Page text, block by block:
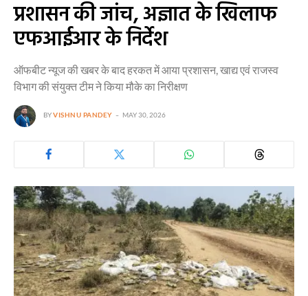
प्रशासन की जांच, अज्ञात के खिलाफ
एफआईआर के निर्देश
ऑफबीट न्यूज की खबर के बाद हरकत में आया प्रशासन, खाद्य एवं राजस्व
विभाग की संयुक्त टीम ने किया मौके का निरीक्षण
BYVISHNU PANDEY MAY 30, 2026